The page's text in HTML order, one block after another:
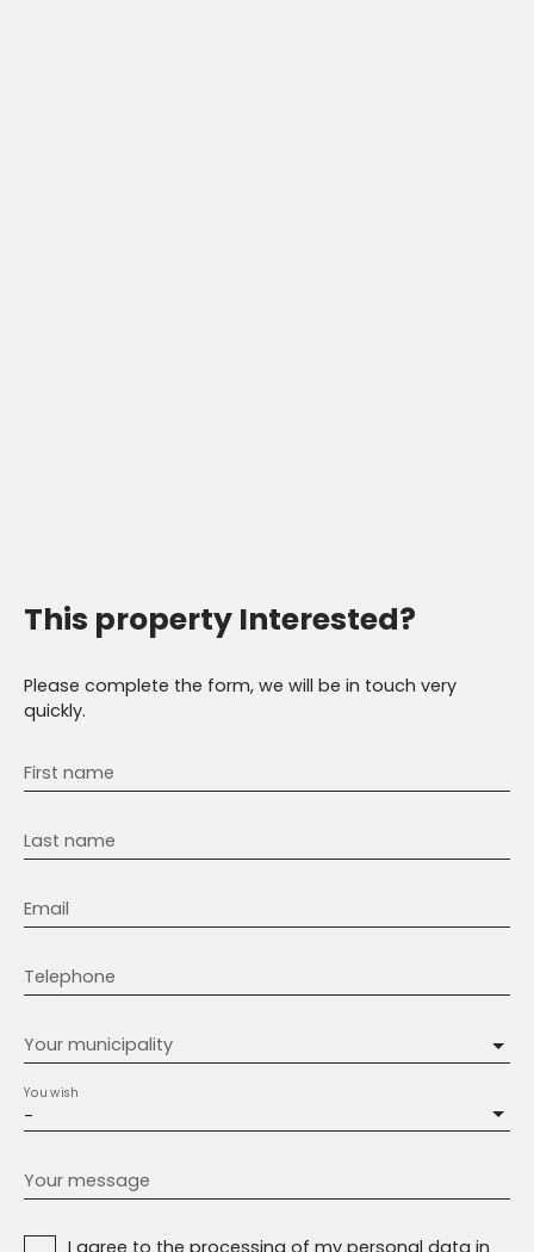
This property Interested?
Please complete the form, we will be in touch very
quickly.
First name
Last name
Email
Telephone
Your municipality
-
You wish
Your message
I agree to the processing of my personal data in